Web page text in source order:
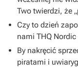
Two twierdzi, że
Czy to dzień
nami THQ
By nakręcić
piratami i